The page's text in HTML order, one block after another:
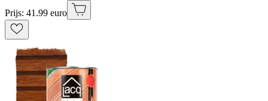
Prijs: 41.99 euro